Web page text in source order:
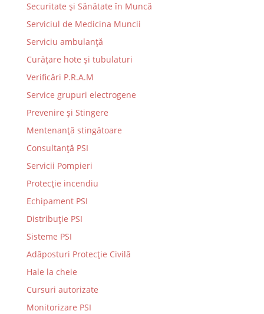
Securitate și Sănătate în Muncă
Serviciul de Medicina Muncii
Serviciu ambulanță
Curățare hote și tubulaturi
Verificări P.R.A.M
Service grupuri electrogene
Prevenire şi Stingere
Mentenanţă stingătoare
Consultanţă PSI
Servicii Pompieri
Protecţie incendiu
Echipament PSI
Distribuţie PSI
Sisteme PSI
Adăposturi Protecție Civilă
Hale la cheie
Cursuri autorizate
Monitorizare PSI